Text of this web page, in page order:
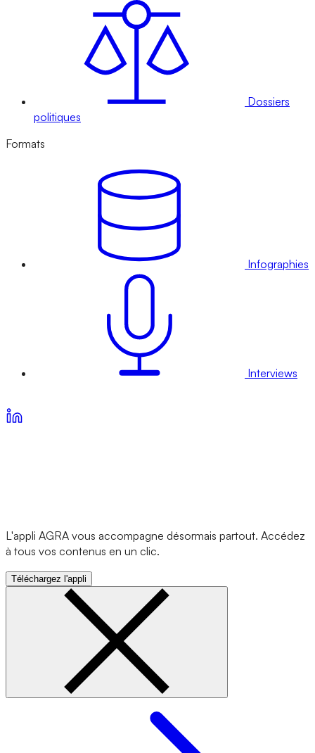
Dossiers
politiques
Formats
Infographies
Interviews
L'appli AGRA vous accompagne désormais partout. Accédez
à tous vos contenus en un clic.
Téléchargez l'appli